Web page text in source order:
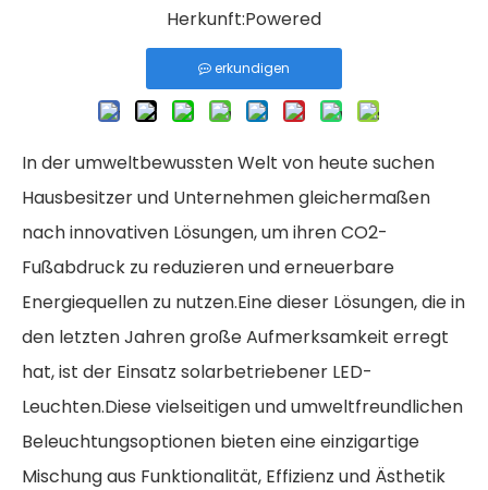
Herkunft:Powered
erkundigen
In der umweltbewussten Welt von heute suchen
Hausbesitzer und Unternehmen gleichermaßen
nach innovativen Lösungen, um ihren CO2-
Fußabdruck zu reduzieren und erneuerbare
Energiequellen zu nutzen.Eine dieser Lösungen, die in
den letzten Jahren große Aufmerksamkeit erregt
hat, ist der Einsatz solarbetriebener LED-
Leuchten.Diese vielseitigen und umweltfreundlichen
Beleuchtungsoptionen bieten eine einzigartige
Mischung aus Funktionalität, Effizienz und Ästhetik